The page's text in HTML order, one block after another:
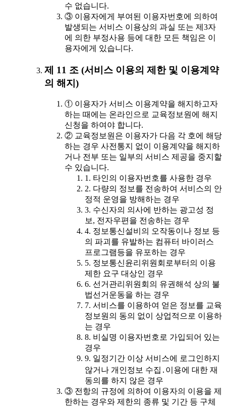
수 없습니다.
③ 이용자에게 부여된 이용자번호에 의하여
발생되는 서비스 이용상의 과실 또는 제3자
에 의한 부정사용 등에 대한 모든 책임은 이
용자에게 있습니다.
제 11 조 (서비스 이용의 제한 및 이용계약
의 해지)
① 이용자가 서비스 이용계약을 해지하고자
하는 때에는 온라인으로 교육정보원에 해지
신청을 하여야 합니다.
② 교육정보원은 이용자가 다음 각 호에 해당
하는 경우 사전통지 없이 이용계약을 해지하
거나 전부 또는 일부의 서비스 제공을 중지할
수 있습니다.
1. 타인의 이용자번호를 사용한 경우
2. 다량의 정보를 전송하여 서비스의 안
정적 운영을 방해하는 경우
3. 수신자의 의사에 반하는 광고성 정
보, 전자우편을 전송하는 경우
4. 정보통신설비의 오작동이나 정보 등
의 파괴를 유발하는 컴퓨터 바이러스
프로그램등을 유포하는 경우
5. 정보통신윤리위원회로부터의 이용
제한 요구 대상인 경우
6. 선거관리위원회의 유권해석 상의 불
법선거운동을 하는 경우
7. 서비스를 이용하여 얻은 정보를 교육
정보원의 동의 없이 상업적으로 이용하
는 경우
8. 비실명 이용자번호로 가입되어 있는
경우
9. 일정기간 이상 서비스에 로그인하지
않거나 개인정보 수집․이용에 대한 재
동의를 하지 않은 경우
③ 전항의 규정에 의하여 이용자의 이용을 제
한하는 경우와 제한의 종류 및 기간 등 구체